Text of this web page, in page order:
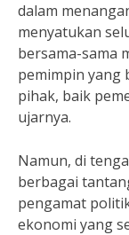
dalam
menyatukan
bersama-sama
pemimpin yang
pihak, baik
ujarnya.
Namun, di
berbagai
pengamat
ekonomi yang